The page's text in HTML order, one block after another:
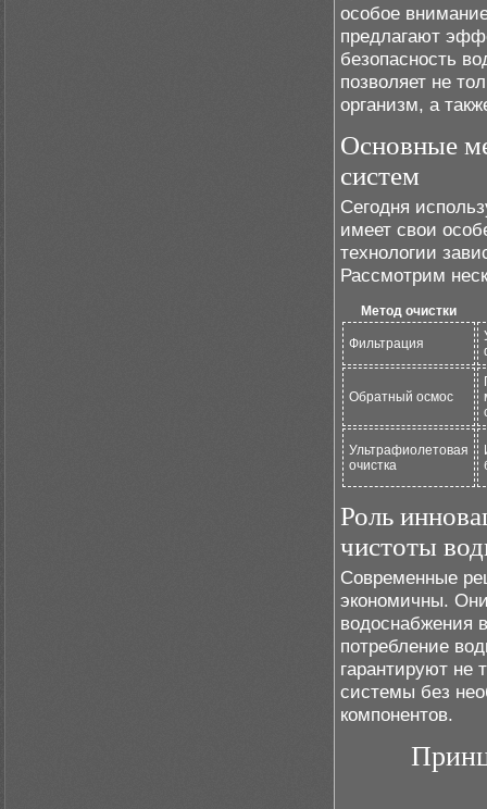
особое
предлагают
безопасность
позволяет не
организм, а
Основные
систем
Сегодня
имеет свои
технологии
Рассмотрим
Метод очистки
Фильтрация
Обратный осмос
Ультрафиолетовая
очистка
Роль
чистоты
Современные
экономичны.
водоснабжения
потребление
гарантируют не
системы без
компонентов.